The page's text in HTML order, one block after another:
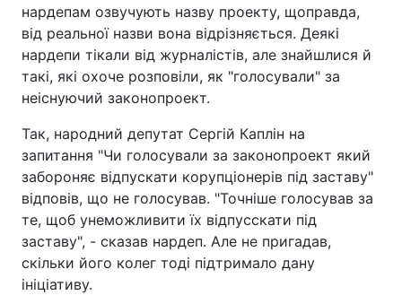
Тема оформлення
нардепам озвучують назву проекту, щоправда,
від реальної назви вона відрізняється. Деякі
нардепи тікали від журналістів, але знайшлися й
такі, які охоче розповіли, як "голосували" за
неіснуючий законопроект.
Так, народний депутат Сергій Каплін на
запитання "Чи голосували за законопроект який
забороняє відпускати корупціонерів під заставу"
відповів, що не голосував. "Точніше голосував за
те, щоб унеможливити їх відпусскати під
заставу", - сказав нардеп. Але не пригадав,
скільки його колег тоді підтримало дану
ініціативу.